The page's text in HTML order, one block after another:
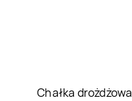
Chałka drożdżowa